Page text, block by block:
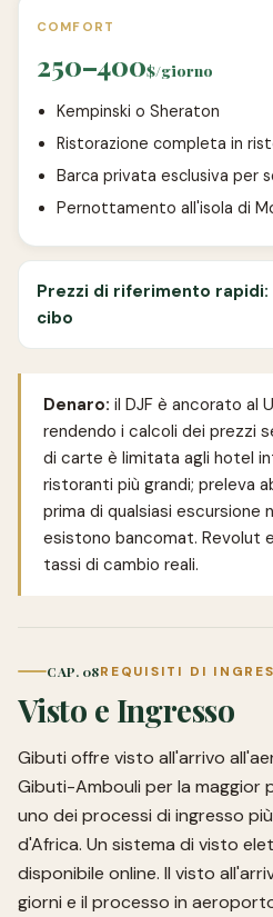
COMFORT
250–400$/giorno
Kempinski o Sheraton
Ristorazione completa in
Barca privata esclusiva per
Pernottamento all'isola di
Prezzi di riferimento rapidi:
cibo
Denaro: il DJF è ancorato al
rendendo i calcoli dei prezzi
di carte è limitata agli hotel
ristoranti più grandi; preleva
prima di qualsiasi escursione
esistono bancomat. Revolut e
tassi di cambio reali.
CAP. 08REQUISITI DI
Visto e Ingresso
Gibuti offre visto all'arrivo
Gibuti-Ambouli per la maggior
uno dei processi di ingresso più
d'Africa. Un sistema di visto
disponibile online. Il visto
giorni e il processo in